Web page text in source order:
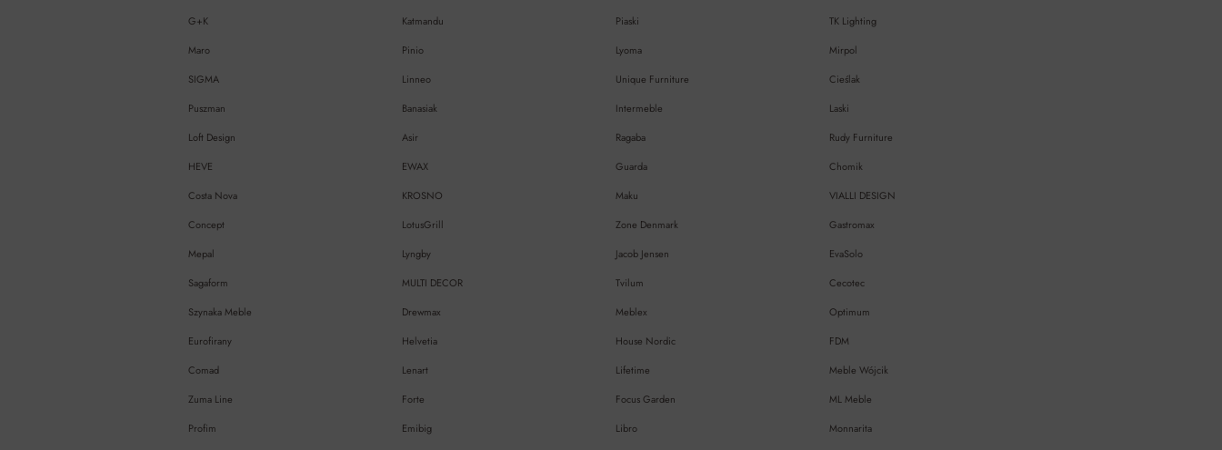
G+K
Katmandu Piaski
TK Lighting
Maro
Pinio Lyoma
Mirpol
SIGMA
Linneo Unique Furniture
Cieślak
Puszman
Banasiak Intermeble
Laski
Loft Design
Asir Ragaba
Rudy Furniture
HEVE
EWAX Guarda
Chomik
Costa Nova
KROSNO Maku
VIALLI DESIGN
Concept
LotusGrill Zone Denmark
Gastromax
Mepal
Lyngby Jacob Jensen
EvaSolo
Sagaform
MULTI DECOR Tvilum
Cecotec
Szynaka Meble
Drewmax Meblex
Optimum
Eurofirany
Helvetia House Nordic
FDM
Comad
Lenart Lifetime
Meble Wójcik
Zuma Line
Forte Focus Garden
ML Meble
Profim
Emibig Libro Monnarita